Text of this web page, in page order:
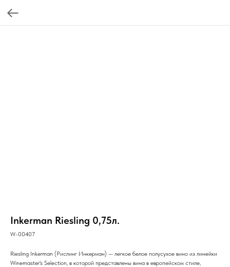
Inkerman Riesling 0,75л.
W-00407
Riesling Inkerman (Рислинг Инкерман) — легкое белое полусухое вино из линейки
Winemaster's Selection, в которой представлены вина в европейском стиле,